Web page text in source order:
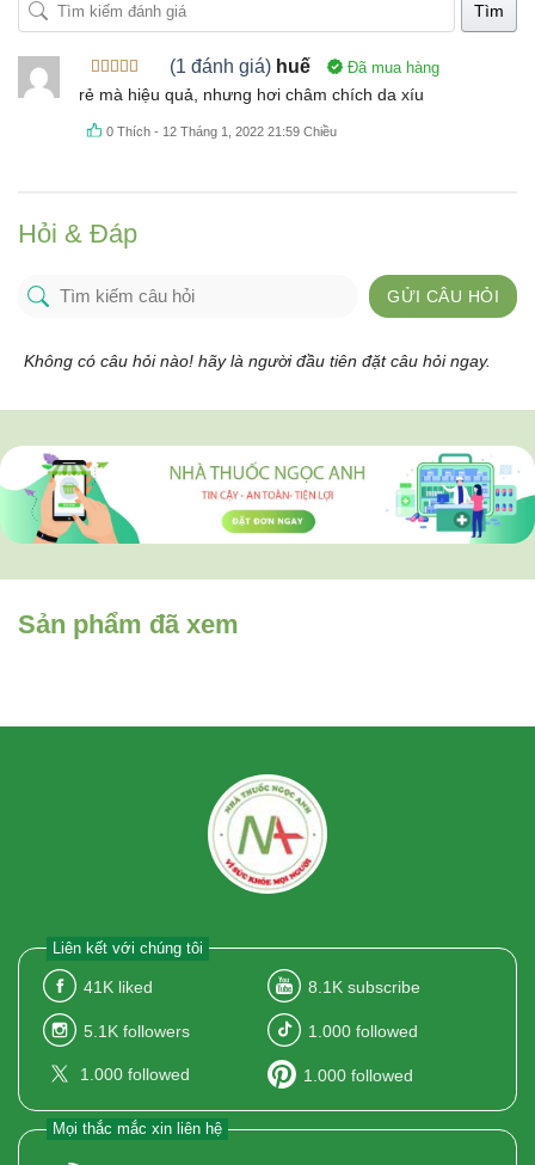
Tìm
Được xếp
hạng 55
sao
(1 đánh giá) huế Đã mua hàng
rẻ mà hiệu quả, nhưng hơi châm chích da xíu
0 Thích - 12 Tháng 1, 2022 21:59 Chiều
Hỏi & Đáp
GỬI CÂU HỎI
Không có câu hỏi nào! hãy là người đầu tiên đặt câu hỏi ngay.
Sản phẩm đã xem
Liên kết với chúng tôi
41K liked 8.1K subscribe
5.1K followers 1.000 followed
1.000 followed 1.000 followed
Mọi thắc mắc xin liên hệ